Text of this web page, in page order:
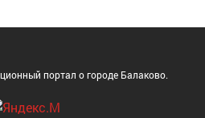
портал о городе Балаково.